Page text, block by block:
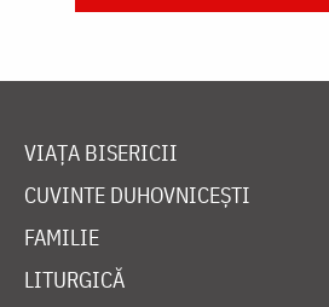
VIAȚA BISERICII
CUVINTE DUHOVNICEȘTI
FAMILIE
LITURGICĂ